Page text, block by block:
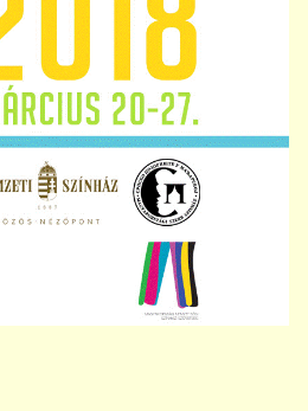
SZERB SZÍNHÁZ